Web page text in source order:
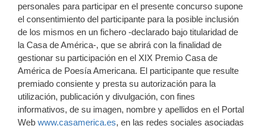
personales para participar en el presente concurso supone
el consentimiento del participante para la posible inclusión
de los mismos en un fichero -declarado bajo titularidad de
la Casa de América-, que se abrirá con la finalidad de
gestionar su participación en el XIX Premio Casa de
América de Poesía Americana. El participante que resulte
premiado consiente y presta su autorización para la
utilización, publicación y divulgación, con fines
informativos, de su imagen, nombre y apellidos en el Portal
Web www.casamerica.es, en las redes sociales asociadas